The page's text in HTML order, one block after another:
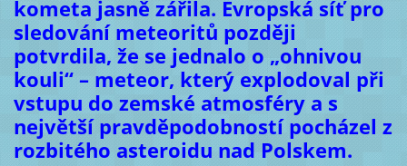
kometa jasně zářila. Evropská síť pro
sledování meteoritů později
potvrdila, že se jednalo o „ohnivou
kouli“ – meteor, který explodoval při
vstupu do zemské atmosféry a s
největší pravděpodobností pocházel z
rozbitého asteroidu nad Polskem.